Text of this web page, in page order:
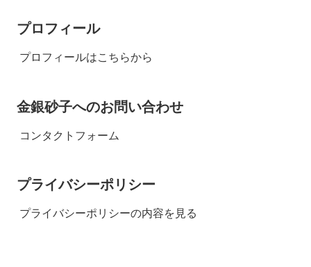
プロフィール
プロフィールはこちらから
金銀砂子へのお問い合わせ
コンタクトフォーム
プライバシーポリシー
プライバシーポリシーの内容を見る